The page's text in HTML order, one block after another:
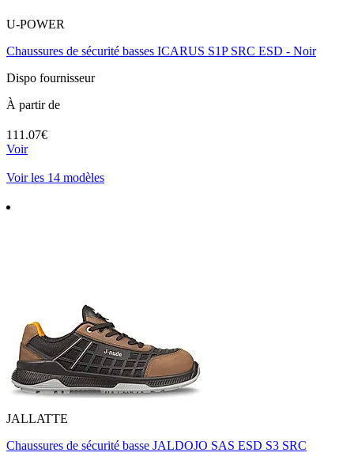
U-POWER
Chaussures de sécurité basses ICARUS S1P SRC ESD - Noir
Dispo fournisseur
À partir de
111.07€
Voir
Voir les 14 modèles
JALLATTE
Chaussures de sécurité basse JALDOJO SAS ESD S3 SRC